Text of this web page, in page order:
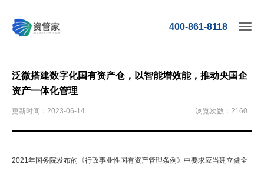
400-861-8118
泛微搭建数字化国有资产仓，以智能增效能，推动央国企
资产一体化管理
更新时间：2023-06-14 浏览次数：2160
2021年国务院发布的《行政事业性国有资产管理条例》中要求应当建立健全